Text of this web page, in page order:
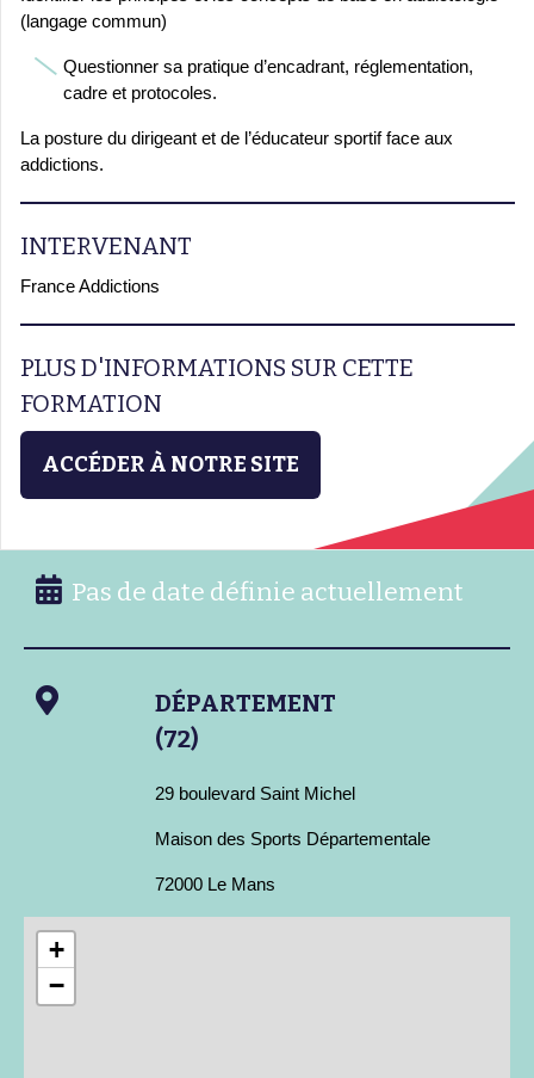
(langage commun)
Questionner sa pratique d’encadrant, réglementation,
cadre et protocoles.
La posture du dirigeant et de l’éducateur sportif face aux
addictions.
INTERVENANT
France Addictions
PLUS D'INFORMATIONS SUR CETTE
FORMATION
ACCÉDER À NOTRE SITE
Pas de date définie actuellement
DÉPARTEMENT
(72)
29 boulevard Saint Michel
Maison des Sports Départementale
72000 Le Mans
+
−